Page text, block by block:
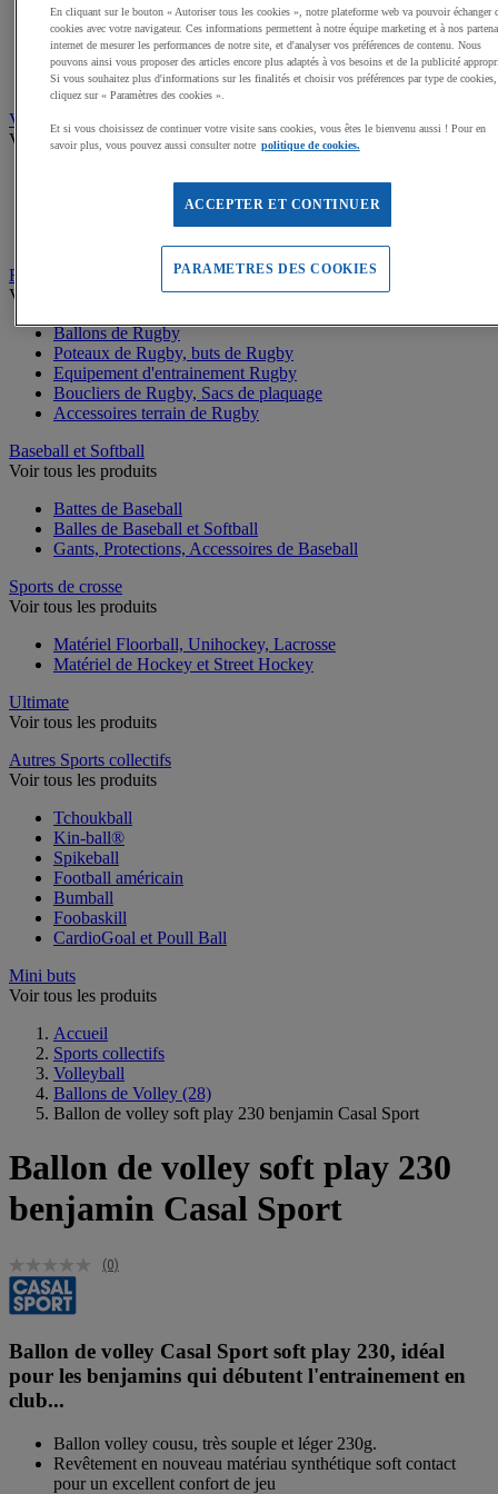
Filets de but de Hand
Accessoires d'entrainement de Handball
Accessoires buts de Hand
Sandball
Volleyball
Voir tous les produits
Poteaux, Accessoires terrains de Volley
Rugby
Voir tous les produits
Ballons de Rugby
Poteaux de Rugby, buts de Rugby
Equipement d'entrainement Rugby
Boucliers de Rugby, Sacs de plaquage
Accessoires terrain de Rugby
Baseball et Softball
Voir tous les produits
Battes de Baseball
Balles de Baseball et Softball
Gants, Protections, Accessoires de Baseball
Sports de crosse
Voir tous les produits
Matériel Floorball, Unihockey, Lacrosse
Matériel de Hockey et Street Hockey
Ultimate
Voir tous les produits
Autres Sports collectifs
Voir tous les produits
Tchoukball
Kin-ball®
Spikeball
Football américain
Bumball
Foobaskill
CardioGoal et Poull Ball
Mini buts
Voir tous les produits
Accueil
Sports collectifs
Volleyball
Ballons de Volley (28)
Ballon de volley soft play 230 benjamin Casal Sport
Ballon de volley soft play 230
benjamin Casal Sport
(0)
Ballon de volley Casal Sport soft play 230, idéal
pour les benjamins qui débutent l'entrainement en
club...
Ballon volley cousu, très souple et léger 230g.
Revêtement en nouveau matériau synthétique soft contact
pour un excellent confort de jeu
En cliquant sur le bouton « Autoriser tous les cookies », notre plateforme web va pouvoir échanger
cookies avec votre navigateur. Ces informations permettent à notre équipe marketing et à nos
internet de mesurer les performances de notre site, et d'analyser vos préférences de contenu. Nous
pouvons ainsi vous proposer des articles encore plus adaptés à vos besoins et de la publicité
Si vous souhaitez plus d'informations sur les finalités et choisir vos préférences par type de cookies,
cliquez sur « Paramètres des cookies ».
Et si vous choisissez de continuer votre visite sans cookies, vous êtes le bienvenu aussi ! Pour en
savoir plus, vous pouvez aussi consulter notre politique de cookies.
ACCEPTER ET CONTINUER
PARAMETRES DES COOKIES